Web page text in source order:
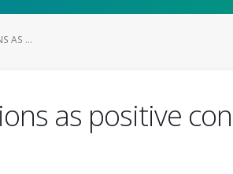
AS ...
as positive